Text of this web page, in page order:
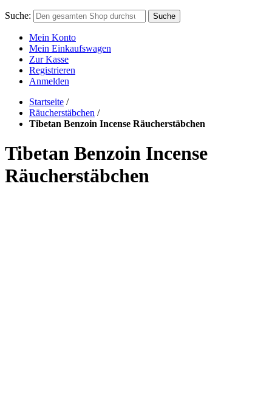
Suche: Suche
Mein Konto
Mein Einkaufswagen
Zur Kasse
Registrieren
Anmelden
Startseite /
Räucherstäbchen /
Tibetan Benzoin Incense Räucherstäbchen
Tibetan Benzoin Incense
Räucherstäbchen